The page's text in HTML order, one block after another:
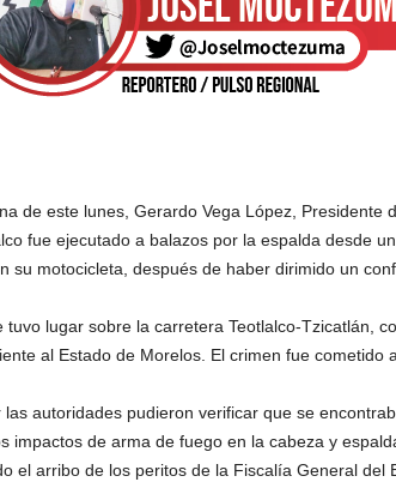
de este lunes, Gerardo Vega López, Presidente
fue ejecutado a balazos por la espalda desde
su motocicleta, después de haber dirimido un
tuvo lugar sobre la carretera Teotlalco-Tzicatlán,
al Estado de Morelos. El crimen fue cometido
las autoridades pudieron verificar que se
impactos de arma de fuego en la cabeza y
el arribo de los peritos de la Fiscalía General del